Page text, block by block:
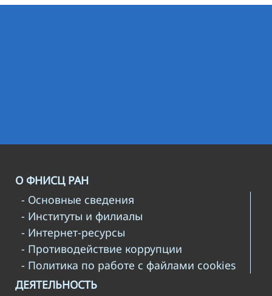
О ФНИСЦ РАН
- Основные сведения
- Институты и филиалы
- Интернет-ресурсы
- Противодействие коррупции
- Политика по работе с файлами cookies
ДЕЯТЕЛЬНОСТЬ